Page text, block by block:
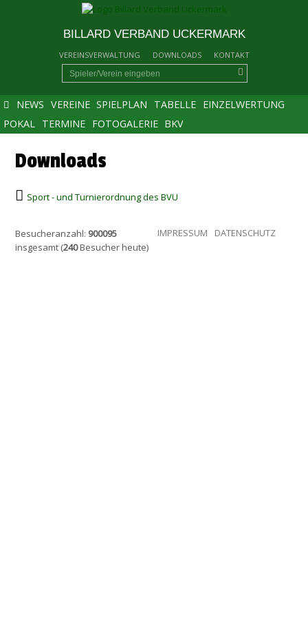
BILLARD VERBAND UCKERMARK
VEREINSVERWALTUNG DOWNLOADS KONTAKT
NEWS VEREINE SPIELPLAN TABELLE EINZELWERTUNG
POKAL TERMINE FOTOGALERIE BKV
Downloads
Sport - und Turnierordnung des BVU
Besucheranzahl: 900095
insgesamt (240Besucher heute)
IMPRESSUM DATENSCHUTZ